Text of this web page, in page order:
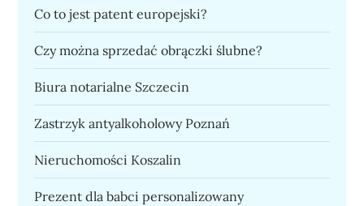
Co to jest patent europejski?
Czy można sprzedać obrączki ślubne?
Biura notarialne Szczecin
Zastrzyk antyalkoholowy Poznań
Nieruchomości Koszalin
Prezent dla babci personalizowany